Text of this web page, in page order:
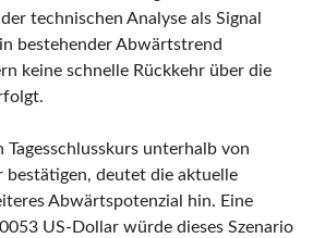
technischen Analyse als Signal
bestehender Abwärtstrend
keine schnelle Rückkehr über die
Tagesschlusskurs unterhalb von
bestätigen, deutet die aktuelle
Abwärtspotenzial hin. Eine
US-Dollar würde dieses Szenario